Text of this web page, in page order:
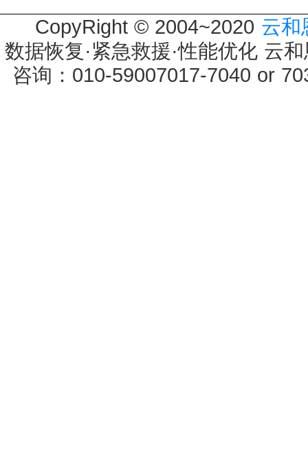
CopyRight © 2004~2020 云和
数据恢复·紧急救援·性能优化 云
咨询：010-59007017-7040 or